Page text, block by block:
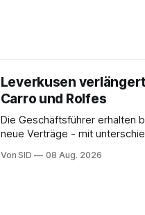
Leverkusen
Carro und Rolfes
Die Geschäftsführer erhalten
neue Verträge - mit
Von SID 08 Aug. 2026